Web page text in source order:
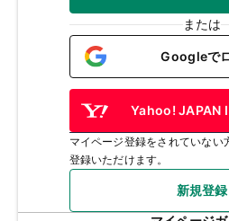
または
Googleで
Yahoo! JAPAN
マイページ登録をされていない
登録いただけます。
新規登録